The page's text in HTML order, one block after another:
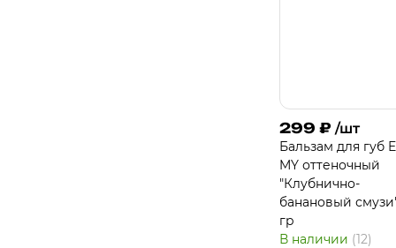
299 ₽ /шт
Бальзам для губ
MY оттеночный
"Клубнично-
банановый
гр
В наличии (12)